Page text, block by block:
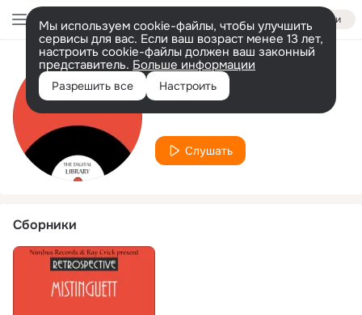
Войти
Мы используем cookie-файлы, чтобы улучшить
сервисы для вас. Если ваш возраст менее 13 лет,
настроить cookie-файлы должен ваш законный
представитель. Больше информации
Разрешить все Настроить
Исполнитель
Andre Randall
Слушать
Сборники